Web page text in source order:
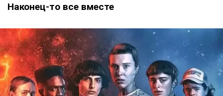
Наконец-то все вместе